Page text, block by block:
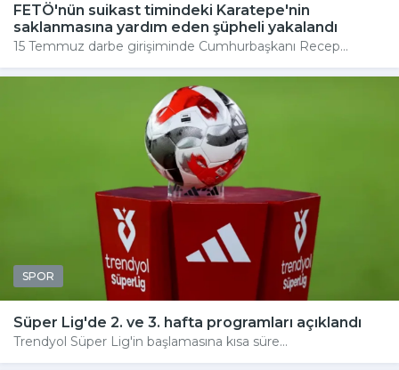
FETÖ'nün suikast timindeki Karatepe'nin
saklanmasına yardım eden şüpheli yakalandı
15 Temmuz darbe girişiminde Cumhurbaşkanı Recep...
SPOR
Süper Lig'de 2. ve 3. hafta programları açıklandı
Trendyol Süper Lig'in başlamasına kısa süre...